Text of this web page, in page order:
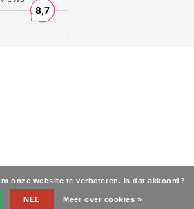
onze website te verbeteren. Is dat akkoord?
NEE Meer over cookies »